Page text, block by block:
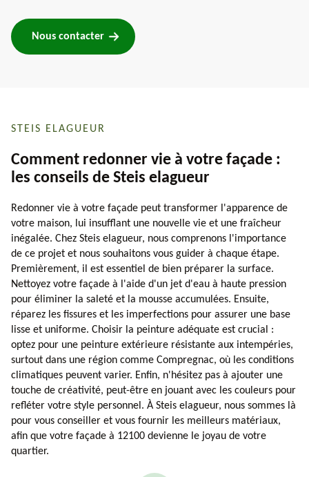
Nous contacter
STEIS ELAGUEUR
Comment redonner vie à votre façade :
les conseils de Steis elagueur
Redonner vie à votre façade peut transformer l'apparence de
votre maison, lui insufflant une nouvelle vie et une fraîcheur
inégalée. Chez Steis elagueur, nous comprenons l'importance
de ce projet et nous souhaitons vous guider à chaque étape.
Premièrement, il est essentiel de bien préparer la surface.
Nettoyez votre façade à l'aide d'un jet d'eau à haute pression
pour éliminer la saleté et la mousse accumulées. Ensuite,
réparez les fissures et les imperfections pour assurer une base
lisse et uniforme. Choisir la peinture adéquate est crucial :
optez pour une peinture extérieure résistante aux intempéries,
surtout dans une région comme Compregnac, où les conditions
climatiques peuvent varier. Enfin, n'hésitez pas à ajouter une
touche de créativité, peut-être en jouant avec les couleurs pour
refléter votre style personnel. À Steis elagueur, nous sommes là
pour vous conseiller et vous fournir les meilleurs matériaux,
afin que votre façade à 12100 devienne le joyau de votre
quartier.